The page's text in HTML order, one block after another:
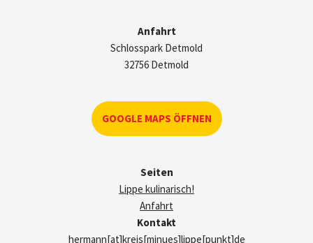
Anfahrt
Schlosspark Detmold
32756 Detmold
GOOGLE MAPS ÖFFNEN
Seiten
Lippe kulinarisch!
Anfahrt
Kontakt
hermann[at]kreis[minues]lippe[punkt]de